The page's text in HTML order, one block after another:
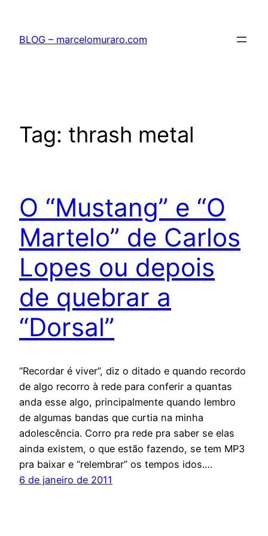
BLOG – marcelomuraro.com
Tag: thrash metal
O “Mustang” e “O
Martelo” de Carlos
Lopes ou depois
de quebrar a
“Dorsal”
“Recordar é viver”, diz o ditado e quando recordo
de algo recorro à rede para conferir a quantas
anda esse algo, principalmente quando lembro
de algumas bandas que curtia na minha
adolescência. Corro pra rede pra saber se elas
ainda existem, o que estão fazendo, se tem MP3
pra baixar e “relembrar” os tempos idos.…
6 de janeiro de 2011